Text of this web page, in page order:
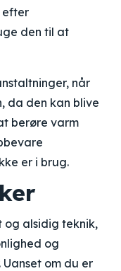
efter
den til at
når
da den kan blive
berøre varm
er i brug.
og alsidig teknik,
og
om du er